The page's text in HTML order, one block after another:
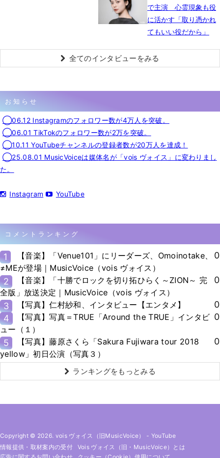
で主演 心霊現象も役
に活かす「取り憑かれ
てもいい役だから」
全てのインタビューをみる
お知らせ
◯06.12 Instagramのフォロワー数が4万人を突破。
◯06.01 TikTokのフォロワー数が2万を突破。
◯10.11 YouTubeチャンネルの登録者数が20万人を達成！
◯25.08.01 MusicVoiceは媒体名が「vois ヴォイス」に変わりまし
た。
Instagram YouTube
コメントランキング
1
【音楽】「Venue101」にリーダーズ、Omoinotake、
≠MEが登場｜MusicVoice（vois ヴォイス）
0
2
【音楽】「十勝でロックを切り拓ひらく～ZION～ 完
全版」放送決定｜MusicVoice（vois ヴォイス）
0
3 【写真】仁村紗和、インタビュー【エンタメ】
0
4
【写真】写真＝TRUE「Around the TRUE」インタビ
ュー（１）
0
5
【写真】藤原さくら「Sakura Fujiwara tour 2018
yellow」初日公演（写真３）
0
ランキングをもっとみる
Copyright © 2026. vois ヴォイス（旧MusicVoice） - YouTube
情報提供・取材案内の受付
Vois ヴォイス（旧・MusicVoice）とは